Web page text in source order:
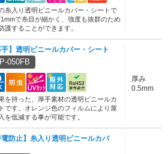
糸入り透明ビニールカバー・シートで
で糸目が細かく、強度も抜群のため
護することができます。
手】透明ビニールカバー・シート
050FB
を持った、厚手素材の透明ビニールカ
です。オレンジ色のフィルムにより屋
を低減する事が可能です。
厚み
0.5mm
電防止】糸入り透明ビニールカバ